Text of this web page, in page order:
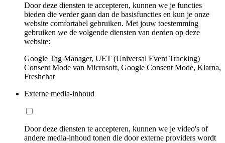
Door deze diensten te accepteren, kunnen we je functies
bieden die verder gaan dan de basisfuncties en kun je onze
website comfortabel gebruiken. Met jouw toestemming
gebruiken we de volgende diensten van derden op deze
website:
Google Tag Manager, UET (Universal Event Tracking)
Consent Mode van Microsoft, Google Consent Mode, Klarna,
Freshchat
Externe media-inhoud
Door deze diensten te accepteren, kunnen we je video's of
andere media-inhoud tonen die door externe providers wordt